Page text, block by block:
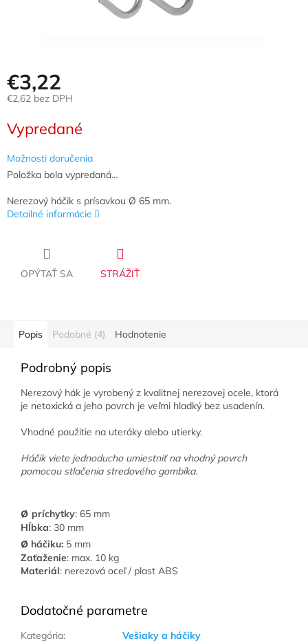
€3,22
€2,62 bez DPH
cena:
Vypredané
Možnosti doručenia
Položka bola vypredaná…
Nerezový háčik s prísavkou Ø 65 mm.
Detailné informácie
OPÝTAŤ SA STRÁŽIŤ
Popis Podobné (4) Hodnotenie
Podrobný popis
Nerezový hák je vyrobený z kvalitnej nerezovej ocele, ktorá
je netoxická a jeho povrch je veľmi hladký bez usadenín.
Vhodné použitie na uteráky alebo utierky.
Háčik viete jednoducho umiestniť na vhodný povrch
pomocou stlačenia stredového gombíka.
ø príchytky: 65 mm
Hĺbka: 30 mm
ø háčiku: 5 mm
Zaťaženie: max. 10 kg
Materiál: nerezová oceľ / plast ABS
Dodatočné parametre
Kategória:
Vešiaky a háčiky